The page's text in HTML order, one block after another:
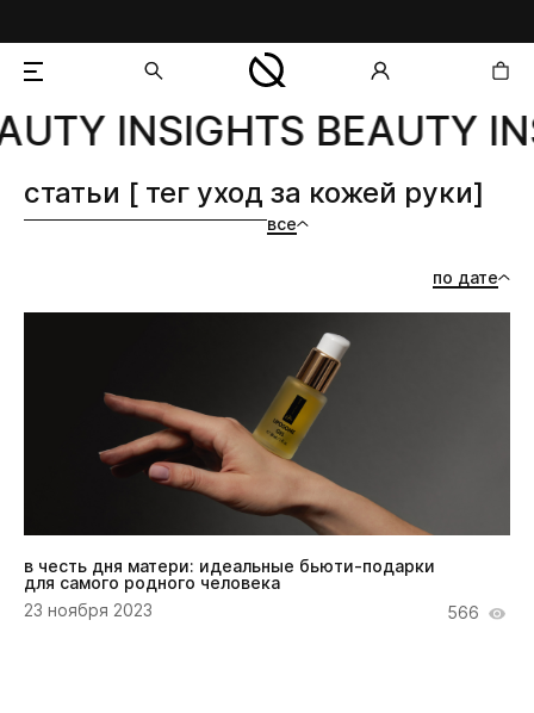
добавлен в корзину
INSIGHTS BEAUTY
все
статьи [ тег уход за кожей руки]
по дате
в честь дня матери: идеальные бьюти-подарки
для самого родного человека
23 ноября 2023
566